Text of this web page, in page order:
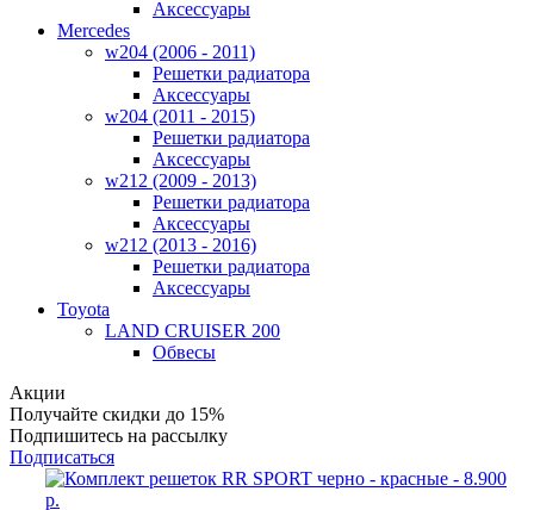
Аксессуары
Mercedes
w204 (2006 - 2011)
Решетки радиатора
Аксессуары
w204 (2011 - 2015)
Решетки радиатора
Аксессуары
w212 (2009 - 2013)
Решетки радиатора
Аксессуары
w212 (2013 - 2016)
Решетки радиатора
Аксессуары
Toyota
LAND CRUISER 200
Обвесы
Акции
Получайте скидки до 15%
Подпишитесь на рассылку
Подписаться